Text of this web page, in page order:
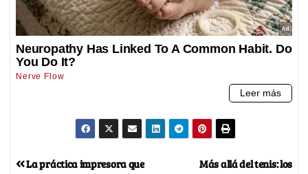
Más allá del tenis: los
La práctica impresora que